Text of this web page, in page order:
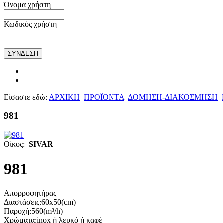
Όνομα χρήστη
Κωδικός χρήστη
Είσαστε εδώ: ΑΡΧΙΚΗ ΠΡΟΪΟΝΤΑ ΔΟΜΗΣΗ-ΔΙΑΚΟΣΜΗΣΗ
981
Οίκος: SIVAR
981
Απορροφητήρας
Διαστάσεις:60x50(cm)
Παροχή:560(m³/h)
Χρώματα:inox ή λευκό ή καφέ